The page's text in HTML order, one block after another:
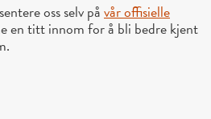
oss selv påvår offisielle
en titt innom for å bli bedre kjent